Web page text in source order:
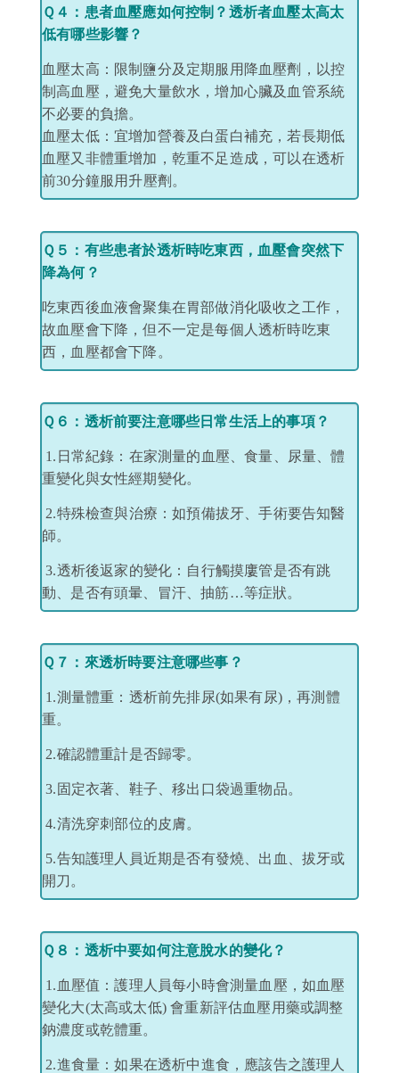
Ｑ４：患者血壓應如何控制？透析者血壓太高太
低有哪些影響？
血壓太高：限制鹽分及定期服用降血壓劑，以控
制高血壓，避免大量飲水，增加心臟及血管系統
不必要的負擔。
血壓太低：宜增加營養及白蛋白補充，若長期低
血壓又非體重增加，乾重不足造成，可以在透析
前30分鐘服用升壓劑。
Ｑ５：有些患者於透析時吃東西，血壓會突然下
降為何？
吃東西後血液會聚集在胃部做消化吸收之工作，
故血壓會下降，但不一定是每個人透析時吃東
西，血壓都會下降。
Ｑ６ ：透析前要注意哪些日常生活上的事項？
1.日常紀錄：在家測量的血壓、食量、尿量、體
重變化與女性經期變化。
2.特殊檢查與治療：如預備拔牙、手術要告知醫
師。
3.透析後返家的變化：自行觸摸廔管是否有跳
動、是否有頭暈、冒汗、抽筋…等症狀。
Ｑ７：來透析時要注意哪些事？
1.測量體重：透析前先排尿(如果有尿) ，再測體
重。
2.確認體重計是否歸零。
3.固定衣著、鞋子、移出口袋過重物品。
4.清洗穿刺部位的皮膚。
5.告知護理人員近期是否有發燒、出血、拔牙或
開刀。
Ｑ８ ：透析中要如何注意脫水的變化？
1.血壓值：護理人員每小時會測量血壓，如血壓
變化大(太高或太低)會重新評估血壓用藥或調整
鈉濃度或乾體重。
2.進食量：如果在透析中進食，應該告之護理人